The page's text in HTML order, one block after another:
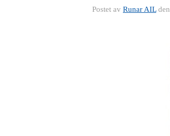
Postet av Runar AILden